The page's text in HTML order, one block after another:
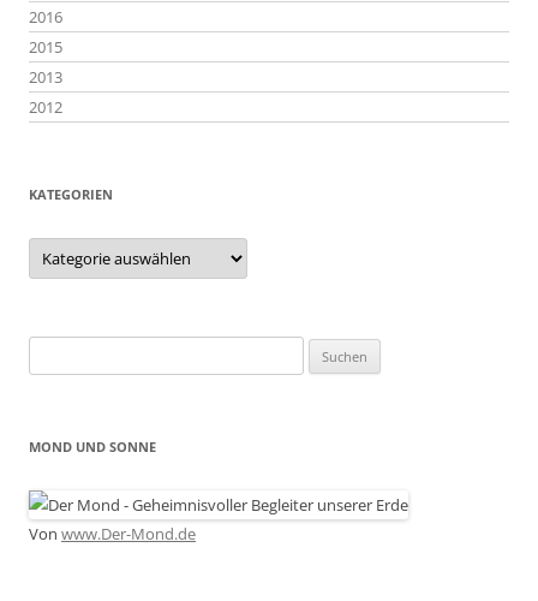
2016
2015
2013
2012
KATEGORIEN
Kategorien
nach:
MOND UND SONNE
Von www.Der-Mond.de